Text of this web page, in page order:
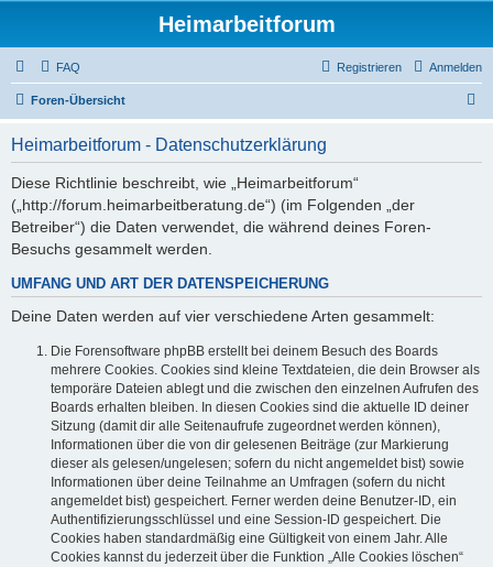
Heimarbeitforum
FAQ Anmelden
Registrieren
Foren-Übersicht
Heimarbeitforum - Datenschutzerklärung
Diese Richtlinie beschreibt, wie „Heimarbeitforum“
(„http://forum.heimarbeitberatung.de“) (im Folgenden „der
Betreiber“) die Daten verwendet, die während deines Foren-
Besuchs gesammelt werden.
UMFANG UND ART DER DATENSPEICHERUNG
Deine Daten werden auf vier verschiedene Arten gesammelt:
Die Forensoftware phpBB erstellt bei deinem Besuch des Boards
mehrere Cookies. Cookies sind kleine Textdateien, die dein Browser als
temporäre Dateien ablegt und die zwischen den einzelnen Aufrufen des
Boards erhalten bleiben. In diesen Cookies sind die aktuelle ID deiner
Sitzung (damit dir alle Seitenaufrufe zugeordnet werden können),
Informationen über die von dir gelesenen Beiträge (zur Markierung
dieser als gelesen/ungelesen; sofern du nicht angemeldet bist) sowie
Informationen über deine Teilnahme an Umfragen (sofern du nicht
angemeldet bist) gespeichert. Ferner werden deine Benutzer-ID, ein
Authentifizierungsschlüssel und eine Session-ID gespeichert. Die
Cookies haben standardmäßig eine Gültigkeit von einem Jahr. Alle
Cookies kannst du jederzeit über die Funktion „Alle Cookies löschen“